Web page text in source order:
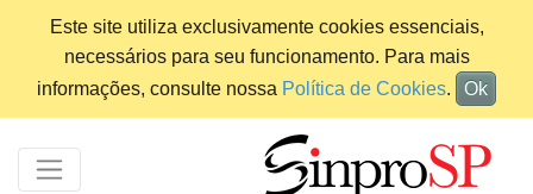
Este site utiliza exclusivamente cookies essenciais,
necessários para seu funcionamento. Para mais
informações, consulte nossa Política de Cookies. Ok